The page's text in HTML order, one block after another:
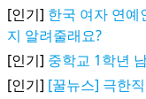
[인기] 한국 여자 연예
지 알려줄래요?
[인기] 중학교 1학년
[인기] [꿀뉴스] 극한